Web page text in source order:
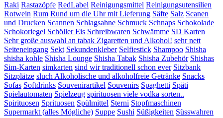
Raki Rastazöpfe RedLabel Reinigungsmittel Reinigungsutensilien
Rotwein Rum Rund um die Uhr mit Lieferung Säfte Salz Scanen
und Drucken Scannen Schlagsahne Schmuck Schnaps Schokolade
Schokoriegel Schöller Eis Schreibwaren Schwämme SD Karten
Sehr große auswahl an tabak Zigaretten und Alkohol! sehr nett
Seiteneingang Sekt Sekundenkleber Selfiestick Shampoo Shisha
shisha kohle Shisha Lounge Shisha Tabak Shisha Zubehör Shishas
Sim-Karten simkarten sind wir traditionell schon ever Sitzbank
Sitzplätze sluch Alkoholische und alkoholfreie Getränke Snacks
Sofas Softdrinks Souvenirartikel Souvenirs Spaghetti Späti
Spielautomaten Spielzeug spirituosen viele vodka sorten..
Spirituosen Sprituosen Spülmittel Sterni Stopfmaschinen
Supermarkt (alles Mögliche) Suppe Sushi Süßigkeiten Süsswahren